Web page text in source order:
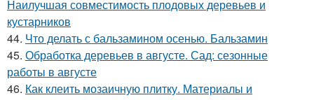
Наилучшая совместимость плодовых деревьев и
кустарников
44. Что делать с бальзамином осенью. Бальзамин
45. Обработка деревьев в августе. Сад: сезонные
работы в августе
46. Как клеить мозаичную плитку. Материалы и